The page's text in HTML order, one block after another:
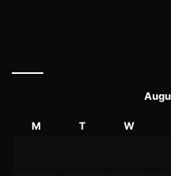
M T W